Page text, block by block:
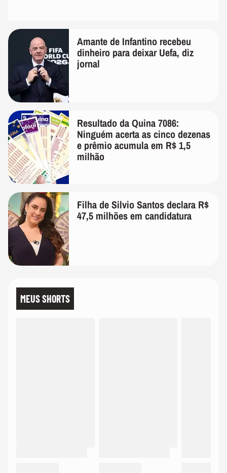
Amante de Infantino recebeu
dinheiro para deixar Uefa, diz
jornal
Resultado da Quina 7086:
Ninguém acerta as cinco dezenas
e prêmio acumula em R$ 1,5
milhão
Filha de Silvio Santos declara R$
47,5 milhões em candidatura
MEUS SHORTS